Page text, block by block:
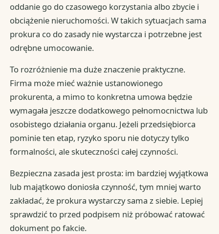
oddanie go do czasowego korzystania albo zbycie i
obciążenie nieruchomości. W takich sytuacjach sama
prokura co do zasady nie wystarcza i potrzebne jest
odrębne umocowanie.
To rozróżnienie ma duże znaczenie praktyczne.
Firma może mieć ważnie ustanowionego
prokurenta, a mimo to konkretna umowa będzie
wymagała jeszcze dodatkowego pełnomocnictwa lub
osobistego działania organu. Jeżeli przedsiębiorca
pominie ten etap, ryzyko sporu nie dotyczy tylko
formalności, ale skuteczności całej czynności.
Bezpieczna zasada jest prosta: im bardziej wyjątkowa
lub majątkowo doniosła czynność, tym mniej warto
zakładać, że prokura wystarczy sama z siebie. Lepiej
sprawdzić to przed podpisem niż próbować ratować
dokument po fakcie.